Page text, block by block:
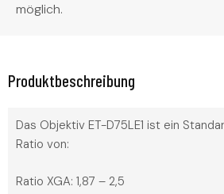
möglich.
Produktbeschreibung
Das Objektiv ET-D75LE1 ist ein
Ratio von:
Ratio XGA: 1,87 – 2,5